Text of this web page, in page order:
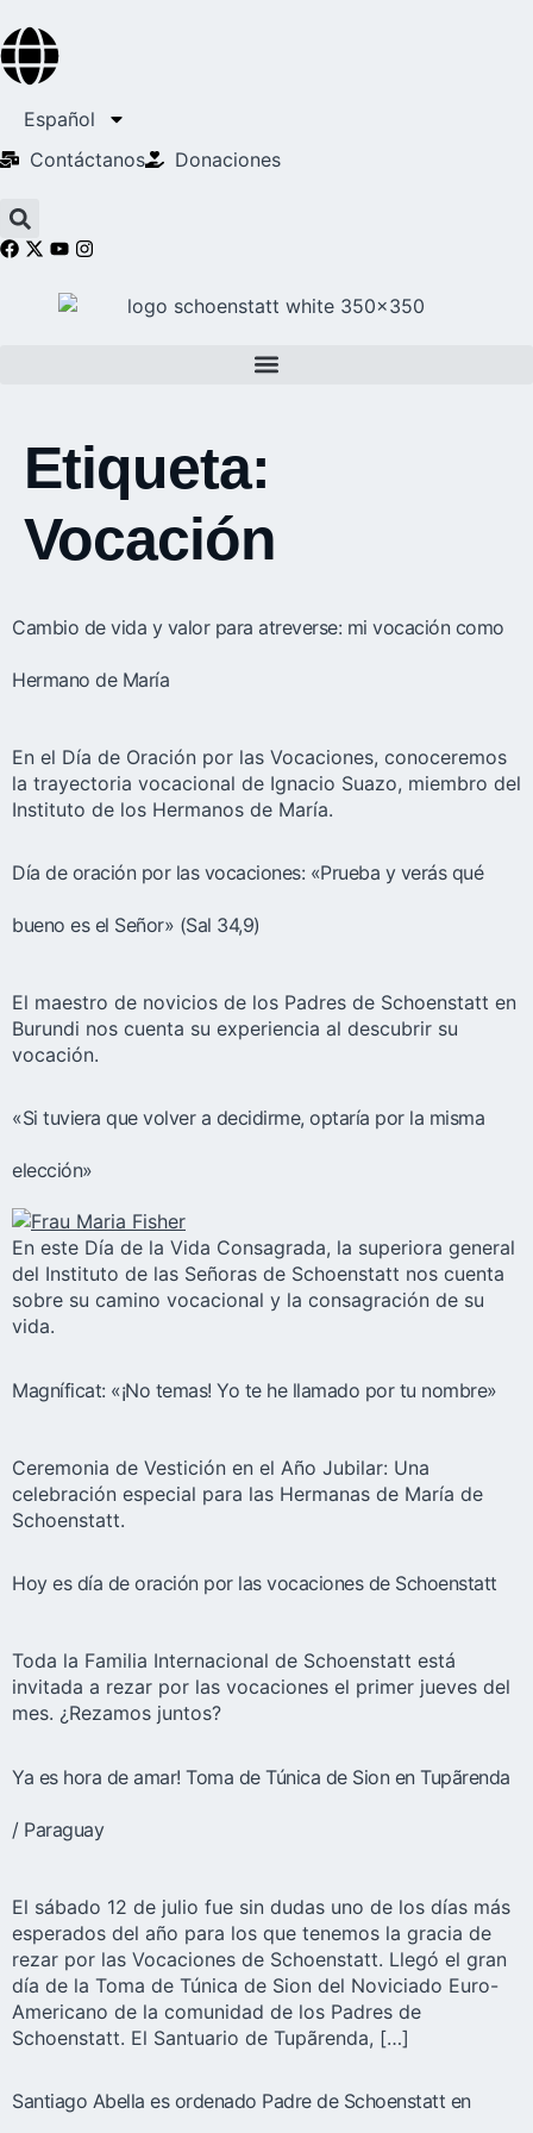
Español
Contáctanos
Donaciones
Etiqueta:
Vocación
Cambio de vida y valor para atreverse: mi vocación como
Hermano de María
En el Día de Oración por las Vocaciones, conoceremos
la trayectoria vocacional de Ignacio Suazo, miembro del
Instituto de los Hermanos de María.
Día de oración por las vocaciones: «Prueba y verás qué
bueno es el Señor» (Sal 34,9)
El maestro de novicios de los Padres de Schoenstatt en
Burundi nos cuenta su experiencia al descubrir su
vocación.
«Si tuviera que volver a decidirme, optaría por la misma
elección»
En este Día de la Vida Consagrada, la superiora general
del Instituto de las Señoras de Schoenstatt nos cuenta
sobre su camino vocacional y la consagración de su
vida.
Magníficat: «¡No temas! Yo te he llamado por tu nombre»
Ceremonia de Vestición en el Año Jubilar: Una
celebración especial para las Hermanas de María de
Schoenstatt.
Hoy es día de oración por las vocaciones de Schoenstatt
Toda la Familia Internacional de Schoenstatt está
invitada a rezar por las vocaciones el primer jueves del
mes. ¿Rezamos juntos?
Ya es hora de amar! Toma de Túnica de Sion en Tupãrenda
/ Paraguay
El sábado 12 de julio fue sin dudas uno de los días más
esperados del año para los que tenemos la gracia de
rezar por las Vocaciones de Schoenstatt. Llegó el gran
día de la Toma de Túnica de Sion del Noviciado Euro-
Americano de la comunidad de los Padres de
Schoenstatt. El Santuario de Tupãrenda, […]
Santiago Abella es ordenado Padre de Schoenstatt en